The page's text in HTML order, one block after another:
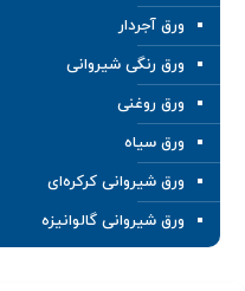
ورق آجردار
ورق رنگی شیروانی
ورق روغنی
ورق سیاه
ورق شیروانی کرکره‌ای
ورق شیروانی گالوانیزه